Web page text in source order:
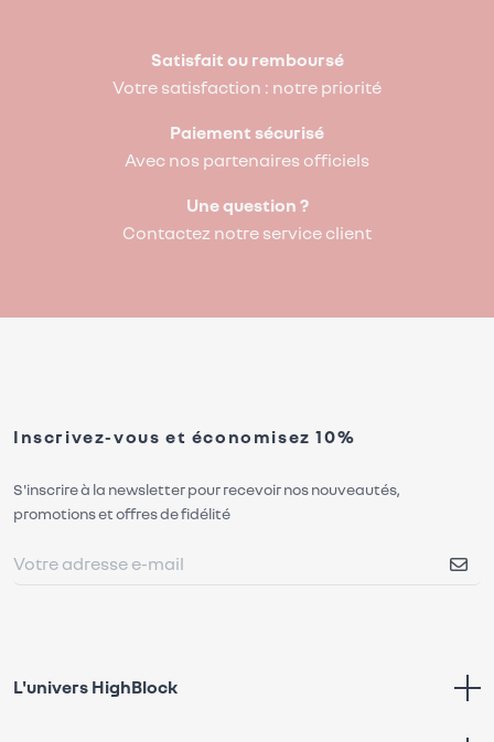
Satisfait ou remboursé
Votre satisfaction : notre priorité
Paiement sécurisé
Avec nos partenaires officiels
Une question ?
Contactez notre service client
Inscrivez-vous et économisez 10%
S'inscrire à la newsletter pour recevoir nos nouveautés,
promotions et offres de fidélité
L'univers HighBlock